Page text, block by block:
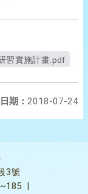
習實施計畫.pdf
期： 2018-07-24
3號